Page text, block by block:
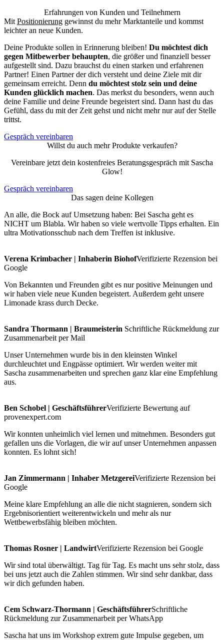
Erfahrungen von Kunden und Teilnehmern
Mit Positionierung gewinnst du mehr Marktanteile und kommst
leichter an neue Kunden.
Deine Produkte sollen in Erinnerung bleiben! Du möchtest dich
gegen Mitbewerber behaupten, die größer und finanziell besser
aufgestellt sind. Dazu brauchst du einen starken und erfahrenen
Partner! Einen Partner der dich versteht und deine Ziele mit dir
gemeinsam erreicht. Denn du möchtest stolz sein und deine
Kunden glücklich machen. Das merkst du besonders, wenn auch
deine Familie und deine Freunde begeistert sind. Dann hast du das
Gefühl, dass du mit der Zeit gehst und nicht mehr nur auf der Stelle
trittst.
Gespräch vereinbaren
Willst du auch mehr Produkte verkaufen?
Vereinbare jetzt dein kostenfreies Beratungsgespräch mit Sascha
Glow!
Gespräch vereinbaren
Das sagen deine Kollegen
An alle, die Bock auf Umsetzung haben: Bei Sascha geht es
NICHT um Blabla. Wir haben so viele wertvolle Tipps erhalten. Ein
ultra Motivationsschub nach dem Treffen ist inklusive.
Verena Krimbacher | Inhaberin BiohofVerifizierte Rezension bei
Google
Von Bekannten und Freunden gibt es nur positive Meinungen und
wir haben viele neue Kunden begeistert. Außerdem geht unsere
Limonade krass durch Decke.
Sandra Thormann | Braumeisterin Schriftliche Rückmeldung zur
Zusammenarbeit per Mail
Unser Unternehmen wurde bis in den kleinsten Winkel
durchleuchtet und Engpässe optimiert. Wir werden weiter mit
Sascha zusammenarbeiten und sprechen ganz klar eine Empfehlung
aus.
Ben Schobel | GeschäftsführerVerifizierte Bewertung auf
provenexpert.com
Wir konnten unheimlich viel lernen und mitnehmen. Besonders gut
gefallen uns die Vorlagen, die wir auf unser Unternehmen anpassen
konnten. Es lohnt sich!
Jan Zimmermann | Inhaber MetzgereiVerifizierte Rezension bei
Google
Meine klare Empfehlung an alle die nicht stagnieren, sondern sich
Ergebnisorientiert weiterentwickeln und mehr als nur
Wettbewerbsfähig bleiben möchten.
Thomas Rosner | LandwirtVerifizierte Rezension bei Google
Wir sind total überwältigt. Tag für Tag. Es macht uns sehr stolz, dass
bei uns jetzt auch die Zahlen stimmen. Wir sind sehr dankbar, dass
wir dich gefunden haben.
Cem Schwarz-Thormann | GeschäftsführerSchriftliche
Rückmeldung zur Zusammenarbeit per WhatsApp
Sascha hat uns im Workshop extrem gute Impulse gegeben, um